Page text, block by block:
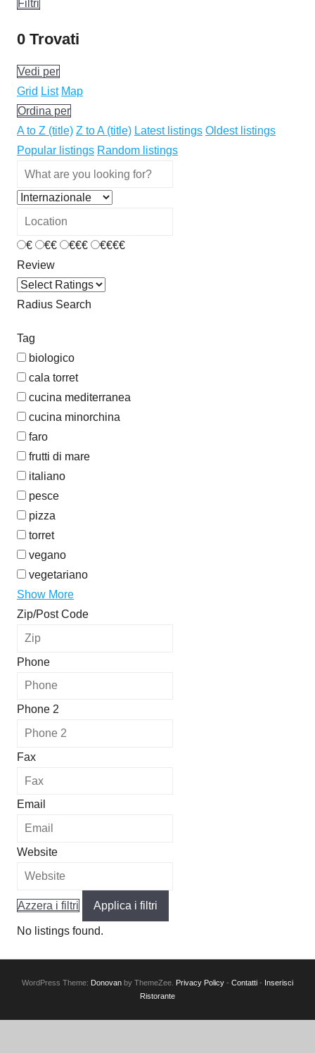
Filtri
0 Trovati
Vedi per
Grid List Map
Ordina per
A to Z (title) Z to A (title) Latest listings Oldest listings
Popular listings Random listings
€ €€ €€€
€€€€
Review
Radius Search
Tag
biologico
cala torret
cucina mediterranea
cucina minorchina
faro
frutti di mare
italiano
pesce
pizza
torret
vegano
vegetariano
Show More
Zip/Post Code
Phone
Phone 2
Fax
Email
Website
Azzera i filtri Applica i filtri
No listings found.
WordPress Theme: Donovan by ThemeZee. Privacy Policy - Contatti - Inserisci
Ristorante